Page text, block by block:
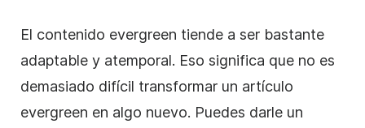
El contenido evergreen tiende a ser bastante
adaptable y atemporal. Eso significa que no es
demasiado difícil transformar un artículo
evergreen en algo nuevo. Puedes darle un